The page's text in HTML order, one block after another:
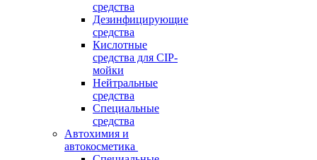
средства
Дезинфицирующие
средства
Кислотные
средства для CIP-
мойки
Нейтральные
средства
Специальные
средства
Автохимия и
автокосметика